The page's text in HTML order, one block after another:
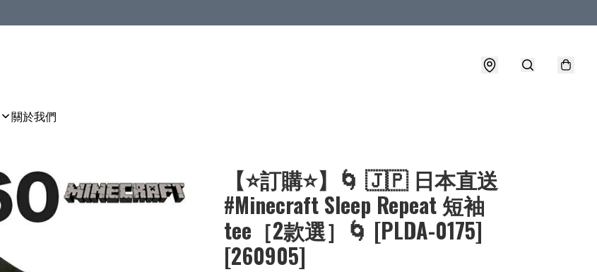
關於我們
【⭐訂購⭐】🌀 🇯🇵 日本直送
#Minecraft Sleep Repeat 短袖
tee［2款選］🌀 [PLDA-0175]
[260905]